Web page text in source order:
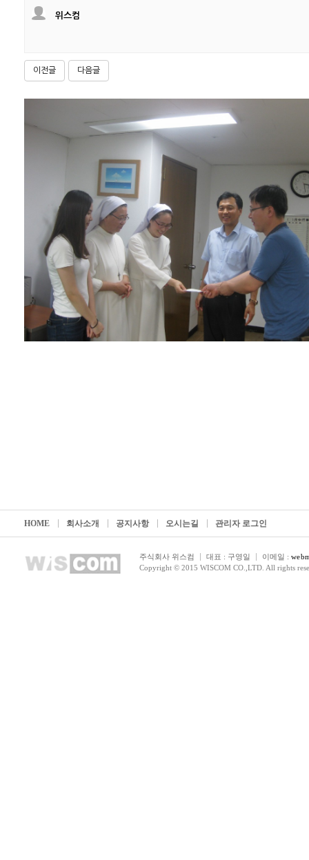
위스컴
이전글 다음글
HOME 회사소개 공지사항 오시는길 관리자 로그인
주식회사 위스컴 대표 : 구영일 이메일 :
Copyright © 2015 WISCOM CO.,LTD. All rights